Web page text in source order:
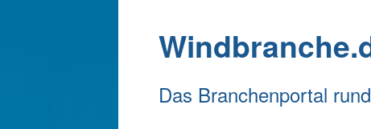
Das Branchenportal